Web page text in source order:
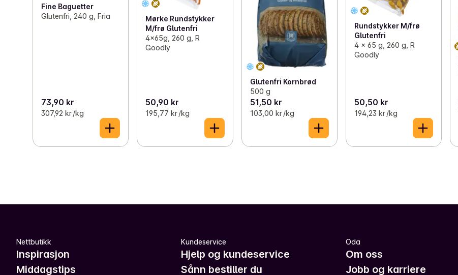
Fine Baguetter
Glutenfri, 240 g, Fria
73,90 kr
307,92 kr /kg
Mørke Rundstykker
M/frø Glutenfri
4x65g, 260 g, R
Goodly
50,90 kr
195,77 kr /kg
Glutenfri Kornbrød
500 g
51,50 kr
103,00 kr /kg
Rundstykker M/frø
Glutenfri
4 x 65 g, 260 g, R
Goodly
50,50 kr
194,23 kr /kg
Nettbutikk
Inspirasjon
Middagstips
Kundeservice
Hjelp og kundeservice
Sånn bestiller du
Oda
Om oss
Jobb og karriere